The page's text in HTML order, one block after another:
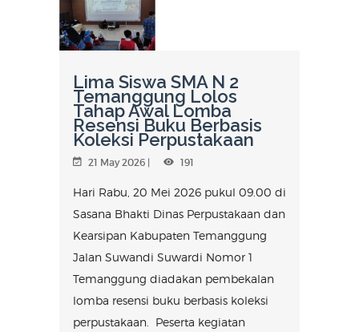
Lima Siswa SMA N 2
Temanggung Lolos
Tahap Awal Lomba
Resensi Buku Berbasis
Koleksi Perpustakaan
21 May 2026 | 191
Hari Rabu, 20 Mei 2026 pukul 09.00 di
Sasana Bhakti Dinas Perpustakaan dan
Kearsipan Kabupaten Temanggung
Jalan Suwandi Suwardi Nomor 1
Temanggung diadakan pembekalan
lomba resensi buku berbasis koleksi
perpustakaan. Peserta kegiatan